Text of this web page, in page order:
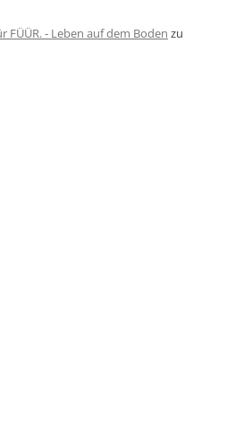
FÜÜR. - Leben auf dem Boden zu